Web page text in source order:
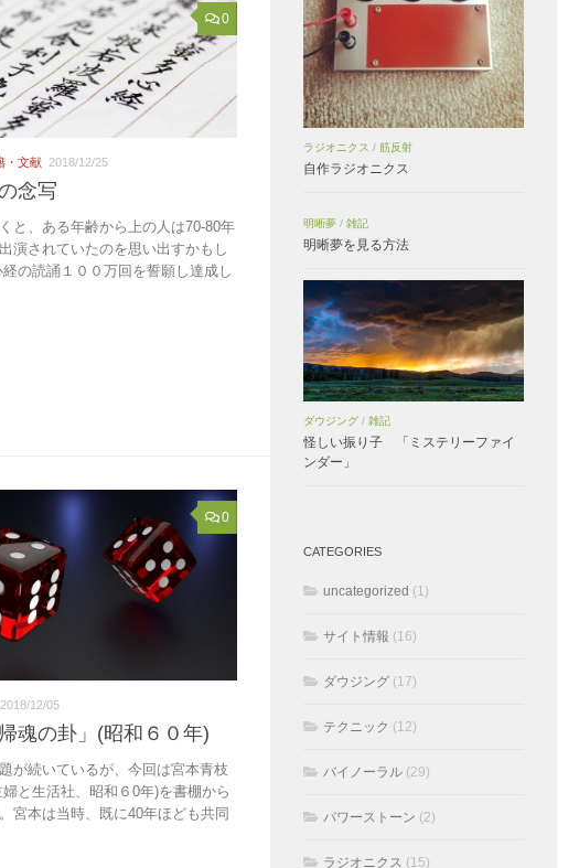
0
・文献 2018/12/25
念写
と、ある年齢から上の人は70-80年
演されていたのを思い出すかもし
の読誦１００万回を誓願し達成し
0
2018/12/05
魂の卦」(昭和６０年)
が続いているが、今回は宮本青枝
婦と生活社、昭和６0年)を書棚から
宮本は当時、既に40年ほども共同
ラジオニクス / 筋反射
自作ラジオニクス
明晰夢 / 雑記
明晰夢を見る方法
ダウジング / 雑記
怪しい振り子 「ミステリーファイ
ンダー」
CATEGORIES
uncategorized (1)
サイト情報 (16)
ダウジング (17)
テクニック (12)
バイノーラル (29)
パワーストーン (2)
ラジオニクス (15)